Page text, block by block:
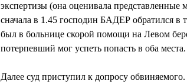
экспертизы (она оценивала представленные
сначала в 1.45 господин БАДЕР обратился в
был в больнице скорой помощи на Левом
потерпевший мог успеть попасть в оба места.
Далее суд приступил к допросу